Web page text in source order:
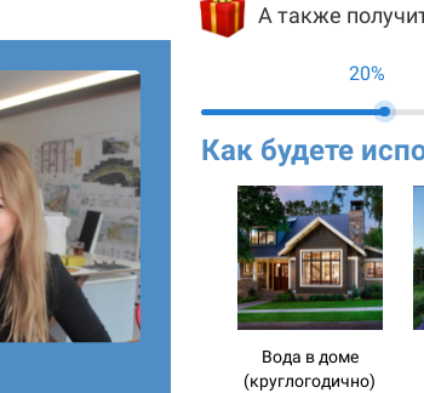
А также
20%
Как будете
Вода в доме
(круглогодично)